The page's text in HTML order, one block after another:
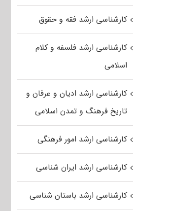
کارشناسی ارشد فقه و حقوق
کارشناسی ارشد فلسفه و کلام
اسلامی
کارشناسی ارشد ادیان و عرفان و
تاریخ فرهنگ و تمدن اسلامی
کارشناسی ارشد امور فرهنگی
کارشناسی ارشد ایران شناسی
کارشناسی ارشد باستان شناسی